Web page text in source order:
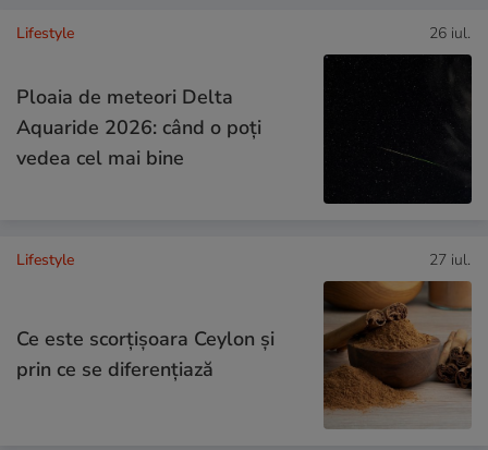
Lifestyle 26 iul.
Ploaia de meteori Delta
Aquaride 2026: când o poți
vedea cel mai bine
Lifestyle 27 iul.
Ce este scorțișoara Ceylon și
prin ce se diferențiază